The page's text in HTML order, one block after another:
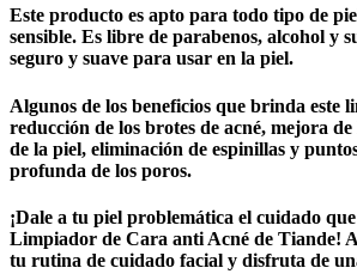
Este producto es apto para todo tipo de
sensible. Es libre de parabenos, alcohol y
seguro y suave para usar en la piel.
Algunos de los beneficios que brinda este
reducción de los brotes de acné, mejora
de la piel, eliminación de espinillas y
profunda de los poros.
¡Dale a tu piel problemática el cuidado
Limpiador de Cara anti Acné de Tiande!
tu rutina de cuidado facial y disfruta de